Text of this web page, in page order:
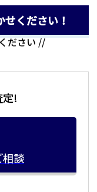
ください！
定!
相談